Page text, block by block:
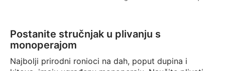
Postanite stručnjak u plivanju s
monoperajom
Najbolji prirodni ronioci na dah, poput dupina i